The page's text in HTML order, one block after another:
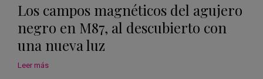
Los campos magnéticos del agujero
negro en M87, al descubierto con
una nueva luz
Leer más